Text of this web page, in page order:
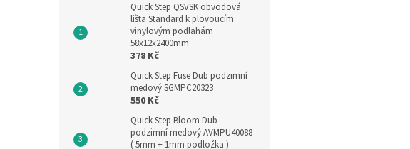
Quick Step QSVSK obvodová
lišta Standard k plovoucím
vinylovým podlahám
58x12x2400mm
378 Kč
Quick Step Fuse Dub podzimní
medový SGMPC20323
550 Kč
Quick-Step Bloom Dub
podzimní medový AVMPU40088
( 5mm + 1mm podložka )